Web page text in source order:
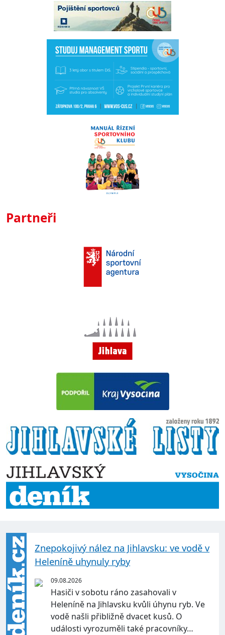
Partneři
Znepokojivý nález na Jihlavsku: ve vodě v
Heleníně uhynuly ryby
09.08.2026
Hasiči v sobotu ráno zasahovali v
Heleníně na Jihlavsku kvůli úhynu ryb. Ve
vodě našli přibližně dvacet kusů. O
události vyrozuměli také pracovníky…